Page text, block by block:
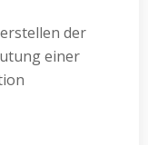
der
einer